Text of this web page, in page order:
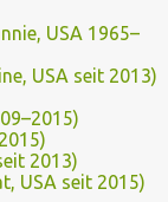
USA 1965–
USA seit 2013)
2013)
USA seit 2015)